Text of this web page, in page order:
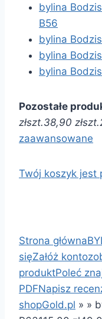
bylina
B56
bylina
bylina
bylina
Pozostałe
złszt.38,90 złszt.
zaawansowane
Twój koszyk jest
Strona główna
sięZałóż konto
produktPoleć
PDFNapisz
shopGold.pl » »